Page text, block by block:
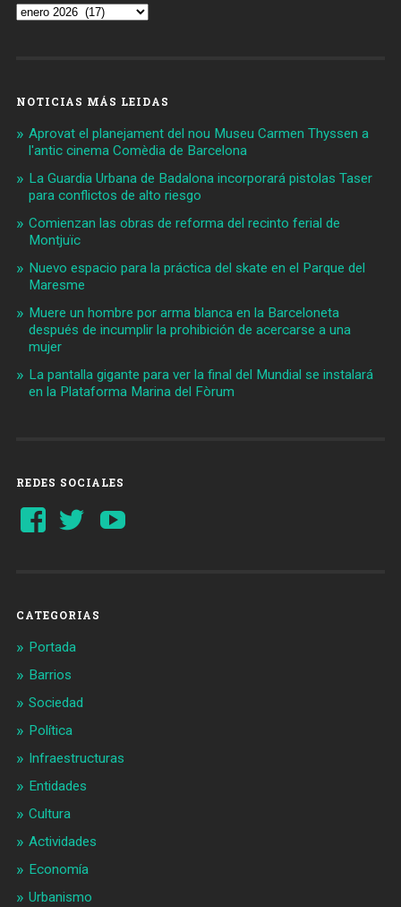
Archivos
NOTICIAS MÁS LEIDAS
Aprovat el planejament del nou Museu Carmen Thyssen a
l'antic cinema Comèdia de Barcelona
La Guardia Urbana de Badalona incorporará pistolas Taser
para conflictos de alto riesgo
Comienzan las obras de reforma del recinto ferial de
Montjuïc
Nuevo espacio para la práctica del skate en el Parque del
Maresme
Muere un hombre por arma blanca en la Barceloneta
después de incumplir la prohibición de acercarse a una
mujer
La pantalla gigante para ver la final del Mundial se instalará
en la Plataforma Marina del Fòrum
REDES SOCIALES
Ver
perfil
Ver
perfil
CATEGORIAS
Portada
Barrios
Sociedad
Política
Infraestructuras
Entidades
Cultura
Actividades
Economía
Urbanismo